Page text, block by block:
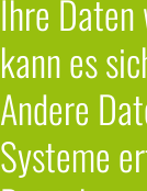
Ihre
kann es
Andere
Systeme